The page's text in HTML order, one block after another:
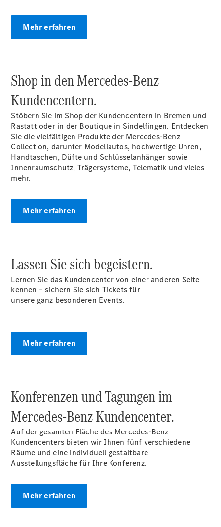
Leasing
Gewerbekunden
Finanzierung
Privatkunden
Finanzierung
Gewerbekunden
Kurzfristig
verfügbare
Angebote
V-Klasse
Limousinen
Der
elektrische
CLA mit EQ-
Technologie
EQE
Limousine -
elektrisch
C-Klasse
C-Klasse
Limousine -
elektrisch
E-Klasse
Limousine
S-Klasse
Lang
Mercedes-
Mehr erfahren
Shop in den Mercedes‑Benz
Kundencentern.
Stöbern Sie im Shop der Kundencentern in Bremen und
Rastatt oder in der Boutique in Sindelfingen. Entdecken
Sie die vielfältigen Produkte der Mercedes-Benz
Collection, darunter Modellautos, hochwertige Uhren,
Handtaschen, Düfte und Schlüsselanhänger sowie
Innenraumschutz, Trägersysteme, Telematik und vieles
mehr.
Mehr erfahren
Lassen Sie sich begeistern.
Lernen Sie das Kundencenter von einer anderen Seite
kennen – sichern Sie sich Tickets für
unsere ganz besonderen Events.
Mehr erfahren
Konferenzen und Tagungen im
Mercedes‑Benz Kundencenter.
Auf der gesamten Fläche des Mercedes-Benz
Kundencenters bieten wir Ihnen fünf verschiedene
Räume und eine individuell gestaltbare
Ausstellungsfläche für Ihre Konferenz.
Mehr erfahren